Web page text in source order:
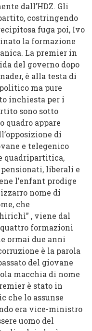
dall’HDZ. Gli
costringendo
fuga poi, Ivo
la formazione
La premier in
del governo dopo
è alla testa di
ma pure
inchiesta per i
sono sotto
quadro appare
di
e telegenico
quadripartitica,
liberali e
l’enfant prodige
nome di
che
, viene dal
formazioni
ormai due anni
è la parola
del giovane
macchia di nome
è stato in
che lo assunse
era vice-ministro
uomo del